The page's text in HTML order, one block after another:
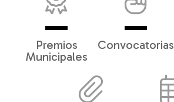
Premios
Municipales
Convocatorias